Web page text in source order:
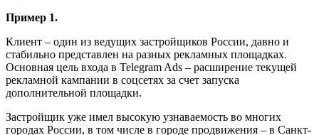
Пример 1.
Клиент – один из ведущих застройщиков России, давно и
стабильно представлен на разных рекламных площадках.
Основная цель входа в Telegram Ads – расширение текущей
рекламной кампании в соцсетях за счет запуска
дополнительной площадки.
Застройщик уже имел высокую узнаваемость во многих
городах России, в том числе в городе продвижения – в Санкт-